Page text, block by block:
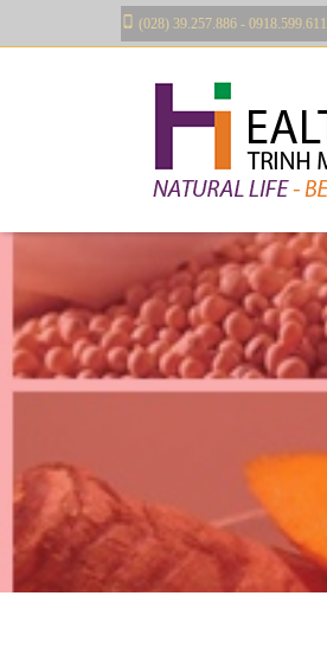
(028) 39.257.886 - 0918.599.611